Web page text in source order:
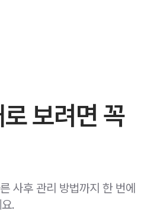
보려면 꼭
사후 관리 방법까지 한 번에
.